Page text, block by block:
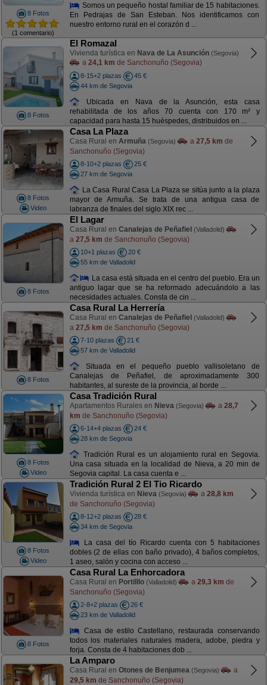
8 Fotos
(1 comentario)
Somos un pequeño hostal familiar de 15 habitaciones.
En Pedrajas de San Esteban. Nos identificamos con
nuestro entorno rural en el corazón d ...
8 Fotos
El Romazal
Vivienda turística en Nava de La Asunción (Segovia)
a 24,1 km de Sanchonuño (Segovia)
8-15+2 plazas
45 €
44 km de Segovia
Ubicada en Nava de la Asunción, esta casa
rehabilitada de los años 70 cuenta con 170 m² y
capacidad para hasta 15 huéspedes, distribuidos en ...
8 Fotos
Video
Casa La Plaza
Casa Rural en Armuña (Segovia) a 27,5 km de
Sanchonuño (Segovia)
8-10+2 plazas
25 €
27 km de Segovia
La Casa Rural Casa La Plaza se sitúa junto a la plaza
mayor de Armuña. Se trata de una antigua casa de
labranza de finales del siglo XIX rec ...
8 Fotos
El Lagar
Casa Rural en Canalejas de Peñafiel (Valladolid)
a 27,5 km de Sanchonuño (Segovia)
10+1 plazas
20 €
55 km de Valladolid
La casa está situada en el centro del pueblo. Era un
antiguo lagar que se ha reformado adecuándolo a las
necesidades actuales. Consta de cin ...
8 Fotos
Casa Rural La Herrería
Casa Rural en Canalejas de Peñafiel (Valladolid)
a 27,5 km de Sanchonuño (Segovia)
7-10 plazas
21 €
57 km de Valladolid
Situada en el pequeño pueblo vallisoletano de
Canalejas de Peñafiel, de aproximadamente 300
habitantes, al sureste de la provincia, al borde ...
8 Fotos
Video
Casa Tradición Rural
Apartamentos Rurales en Nieva (Segovia) a 28,7
km de Sanchonuño (Segovia)
6-14+4 plazas
24 €
28 km de Segovia
Tradición Rural es un alojamiento rural en Segovia.
Una casa situada en la localidad de Nieva, a 20 min de
Segovia capital. La casa cuenta e ...
8 Fotos
Video
Tradición Rural 2 El Tio Ricardo
Vivienda turística en Nieva (Segovia) a 28,8 km
de Sanchonuño (Segovia)
8-12+2 plazas
28 €
34 km de Segovia
La casa del tío Ricardo cuenta con 5 habitaciones
dobles (2 de ellas con baño privado), 4 baños completos,
1 aseo, salón y cocina con acceso ...
8 Fotos
Casa Rural La Enhorcadora
Casa Rural en Portilllo (Valladolid) a 29,3 km de
Sanchonuño (Segovia)
2-8+2 plazas
26 €
23 km de Valladolid
Casa de estilo Castellano, restaurada conservando
todos los materiales naturales madera, adobe, piedra y
forja. Consta de 4 habitaciones dob ...
La Amparo
Casa Rural en Otones de Benjumea (Segovia)
a
29,5 km de Sanchonuño (Segovia)